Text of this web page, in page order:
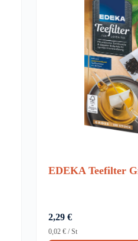
EDEKA Teefilter
2,29€
0,02€ /St